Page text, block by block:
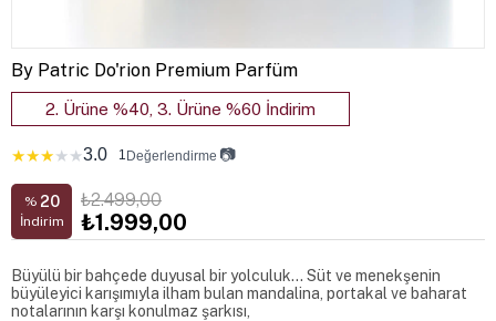
By Patric Do'rion Premium Parfüm
2. Ürüne %40, 3. Ürüne %60 İndirim
★★★★★3.0 1 Değerlendirme 📷
% 20
İndirim
₺2.499,00
₺1.999,00
Büyülü bir bahçede duyusal bir yolculuk... Süt ve menekşenin
büyüleyici karışımıyla ilham bulan mandalina, portakal ve baharat
notalarının karşı konulmaz şarkısı,